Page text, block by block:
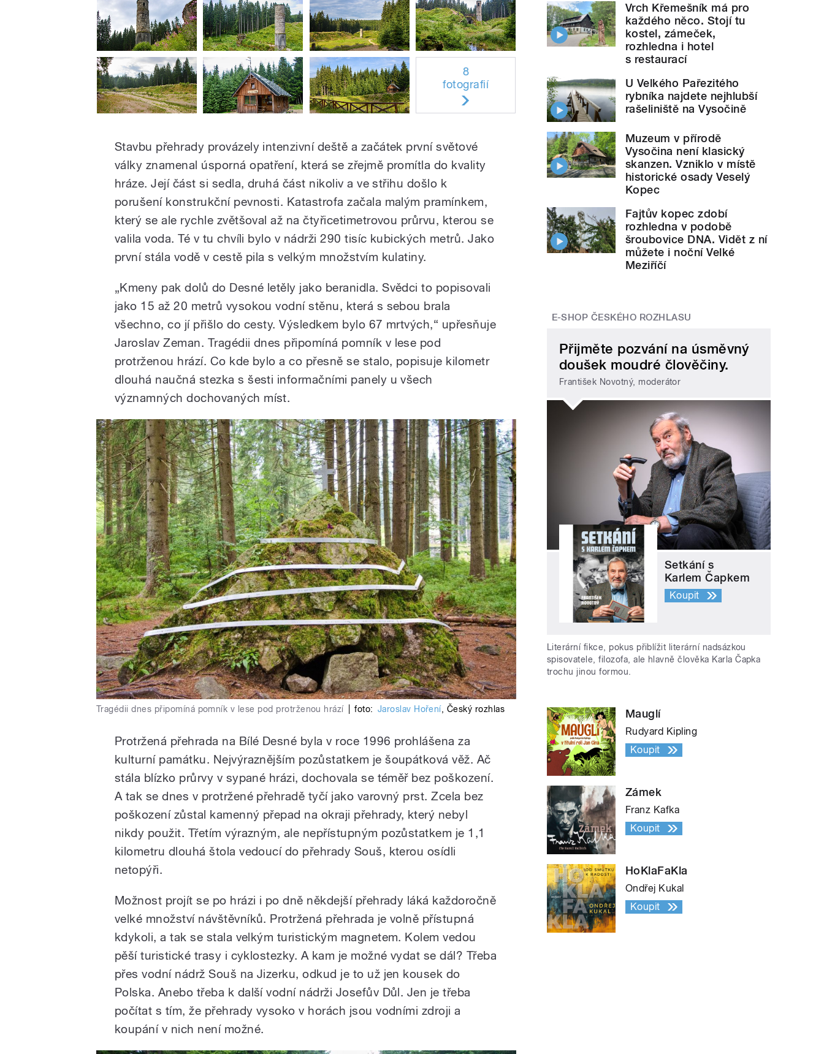
8
fotografií
Stavbu přehrady provázely intenzivní deště a začátek první světové
války znamenal úsporná opatření, která se zřejmě promítla do kvality
hráze. Její část si sedla, druhá část nikoliv a ve střihu došlo k
porušení konstrukční pevnosti. Katastrofa začala malým pramínkem,
který se ale rychle zvětšoval až na čtyřicetimetrovou průrvu, kterou se
valila voda. Té v tu chvíli bylo v nádrži 290 tisíc kubických metrů. Jako
první stála vodě v cestě pila s velkým množstvím kulatiny.
„Kmeny pak dolů do Desné letěly jako beranidla. Svědci to popisovali
jako 15 až 20 metrů vysokou vodní stěnu, která s sebou brala
všechno, co jí přišlo do cesty. Výsledkem bylo 67 mrtvých,“ upřesňuje
Jaroslav Zeman. Tragédii dnes připomíná pomník v lese pod
protrženou hrází. Co kde bylo a co přesně se stalo, popisuje kilometr
dlouhá naučná stezka s šesti informačními panely u všech
významných dochovaných míst.
Tragédii dnes připomíná pomník v lese pod protrženou hrází foto: Jaroslav Hoření, Český rozhlas
Protržená přehrada na Bílé Desné byla v roce 1996 prohlášena za
kulturní památku. Nejvýraznějším pozůstatkem je šoupátková věž. Ač
stála blízko průrvy v sypané hrázi, dochovala se téměř bez poškození.
A tak se dnes v protržené přehradě tyčí jako varovný prst. Zcela bez
poškození zůstal kamenný přepad na okraji přehrady, který nebyl
nikdy použit. Třetím výrazným, ale nepřístupným pozůstatkem je 1,1
kilometru dlouhá štola vedoucí do přehrady Souš, kterou osídli
netopýři.
Možnost projít se po hrázi i po dně někdejší přehrady láká každoročně
velké množství návštěvníků. Protržená přehrada je volně přístupná
kdykoli, a tak se stala velkým turistickým magnetem. Kolem vedou
pěší turistické trasy i cyklostezky. A kam je možné vydat se dál? Třeba
přes vodní nádrž Souš na Jizerku, odkud je to už jen kousek do
Polska. Anebo třeba k další vodní nádrži Josefův Důl. Jen je třeba
počítat s tím, že přehrady vysoko v horách jsou vodními zdroji a
koupání v nich není možné.
Vrch Křemešník má pro
každého něco. Stojí tu
kostel, zámeček,
rozhledna i hotel
s restaurací
U Velkého Pařezitého
rybníka najdete nejhlubší
rašeliniště na Vysočině
Muzeum v přírodě
Vysočina není klasický
skanzen. Vzniklo v místě
historické osady Veselý
Kopec
Fajtův kopec zdobí
rozhledna v podobě
šroubovice DNA. Vidět z ní
můžete i noční Velké
Meziříčí
E-SHOP ČESKÉHO ROZHLASU
Přijměte pozvání na úsměvný
doušek moudré člověčiny.
František Novotný, moderátor
Setkání s
Karlem Čapkem
Koupit
Literární fikce, pokus přiblížit literární nadsázkou
spisovatele, filozofa, ale hlavně člověka Karla Čapka
trochu jinou formou.
Mauglí
Rudyard Kipling
Koupit
Zámek
Franz Kafka
Koupit
HoKlaFaKla
Ondřej Kukal
Koupit